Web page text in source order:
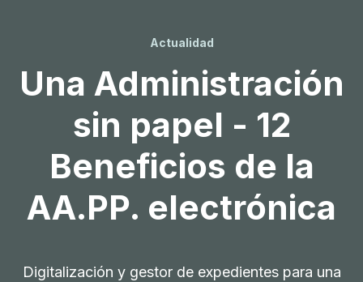
Actualidad
Una Administración
sin papel - 12
Beneficios de la
AA.PP. electrónica
Digitalización y gestor de expedientes para una